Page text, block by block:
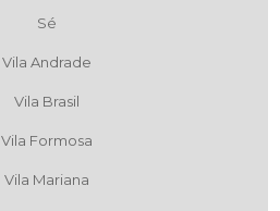
Sé
Vila Andrade
Vila Brasil
Vila Formosa
Vila Mariana